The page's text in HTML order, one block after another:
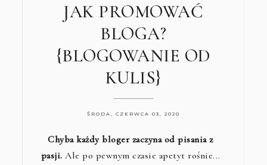
JAK PROMOWAĆ
BLOGA?
{BLOGOWANIE OD
KULIS}
ŚRODA, CZERWCA 03, 2020
Chyba każdy bloger zaczyna od pisania z
pasji.Ale po pewnym czasie apetyt rośnie...